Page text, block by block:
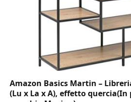
Amazon Basics Martin –
(Lu x La x A), effetto quercia(In